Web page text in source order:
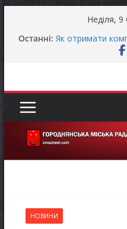
Неділя,
Останні: Як отримати
для
МОВЧАННЯ
МОВЧАННЯ
НОВИНИ